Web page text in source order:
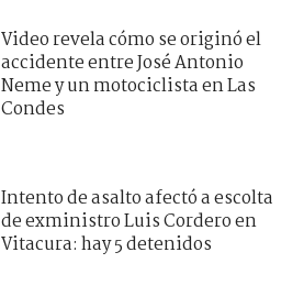
Video revela cómo se originó el
accidente entre José Antonio
Neme y un motociclista en Las
Condes
Intento de asalto afectó a escolta
de exministro Luis Cordero en
Vitacura: hay 5 detenidos